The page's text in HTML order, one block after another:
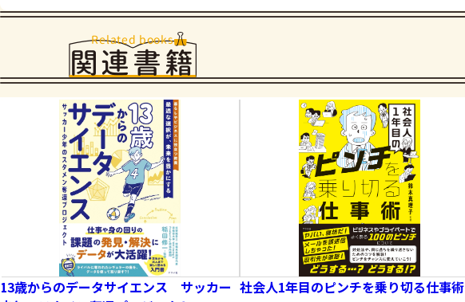
Related books
関連書籍
13歳からのデータサイエンス サッカー 社会人1年目のピンチを乗り切る仕事術